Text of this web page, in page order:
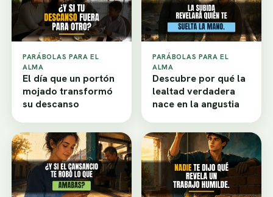
PARÁBOLAS PARA EL
ALMA
El día que un portón
mojado transformó
su descanso
PARÁBOLAS PARA EL
ALMA
Descubre por qué la
lealtad verdadera
nace en la angustia